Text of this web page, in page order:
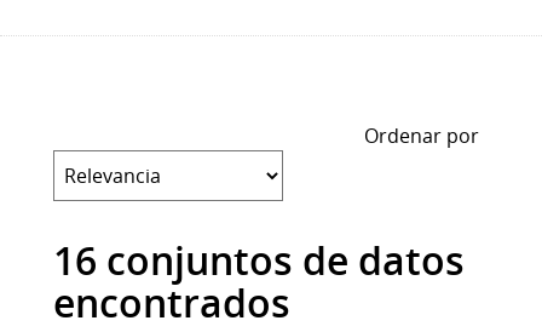
Ordenar por
16 conjuntos de datos
encontrados